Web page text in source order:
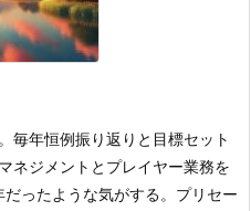
毎年恒例振り返りと目標セット
マネジメントとプレイヤー業務を
ったような気がする。 プリセー